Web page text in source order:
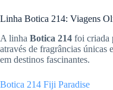
Linha Botica 214: Viagens
A linha Botica 214 foi criada
através de fragrâncias únicas
em destinos fascinantes.
Botica 214 Fiji Paradise